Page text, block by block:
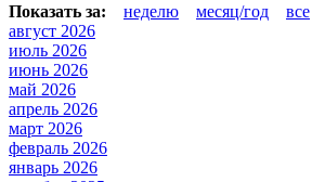
Показать за: неделю месяц/год
все
август 2026
июль 2026
июнь 2026
май 2026
апрель 2026
март 2026
февраль 2026
январь 2026